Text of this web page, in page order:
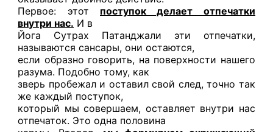
Первое: этот поступок делает отпечатки
внутри нас. И в
Йога Сутрах Патанджали эти отпечатки,
называются сансары, они остаются,
если образно говорить, на поверхности нашего
разума. Подобно тому, как
зверь пробежал и оставил свой след, точно так
же каждый поступок,
который мы совершаем, оставляет внутри нас
отпечаток. Это одна половина